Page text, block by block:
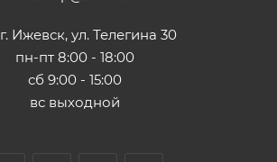
г. Ижевск, ул. Телегина 30
пн-пт 8:00 - 18:00
сб 9:00 - 15:00
вс выходной